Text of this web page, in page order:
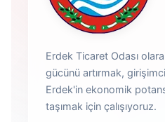
Erdek Ticaret Odası
gücünü artırmak,
Erdek'in ekonomik
taşımak için çalışıyoruz.